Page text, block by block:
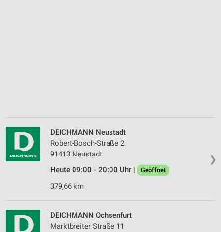
❯
DEICHMANN Neustadt
Robert-Bosch-Straße 2
91413 Neustadt
Heute 09:00 - 20:00 Uhr |
Geöffnet
379,66 km
DEICHMANN Ochsenfurt
Marktbreiter Straße 11